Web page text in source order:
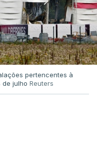
pertencentes à
de julho Reuters